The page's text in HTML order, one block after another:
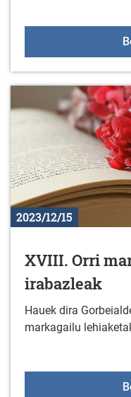
2023/12/15
XVIII. Orri
irabazleak
Hauek dira
markagailu